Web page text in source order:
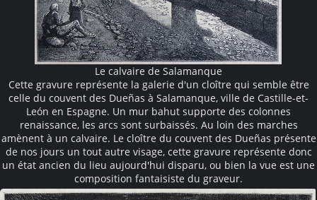
Le calvaire de Salamanque
Cette gravure représente la galerie d'un cloître qui semble être
celle du couvent des Dueñas à Salamanque, ville de Castille-et-
León en Espagne. Un mur bahut supporte des colonnes
renaissance, les arcs sont surbaissés. Au loin des marches
amènent à un calvaire. Le cloître du couvent des Dueñas présente
de nos jours un tout autre visage, cette gravure représente donc
un état ancien du lieu aujourd'hui disparu, ou bien la vue est une
composition fantaisiste du graveur.